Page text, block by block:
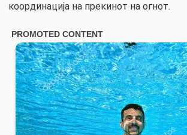
координација на прекинот на огнот.